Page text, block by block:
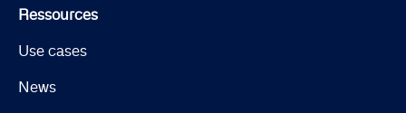
Ressources
Use cases
News